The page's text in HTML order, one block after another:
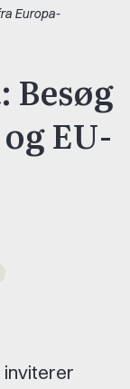
Europa-
EU-
inviterer